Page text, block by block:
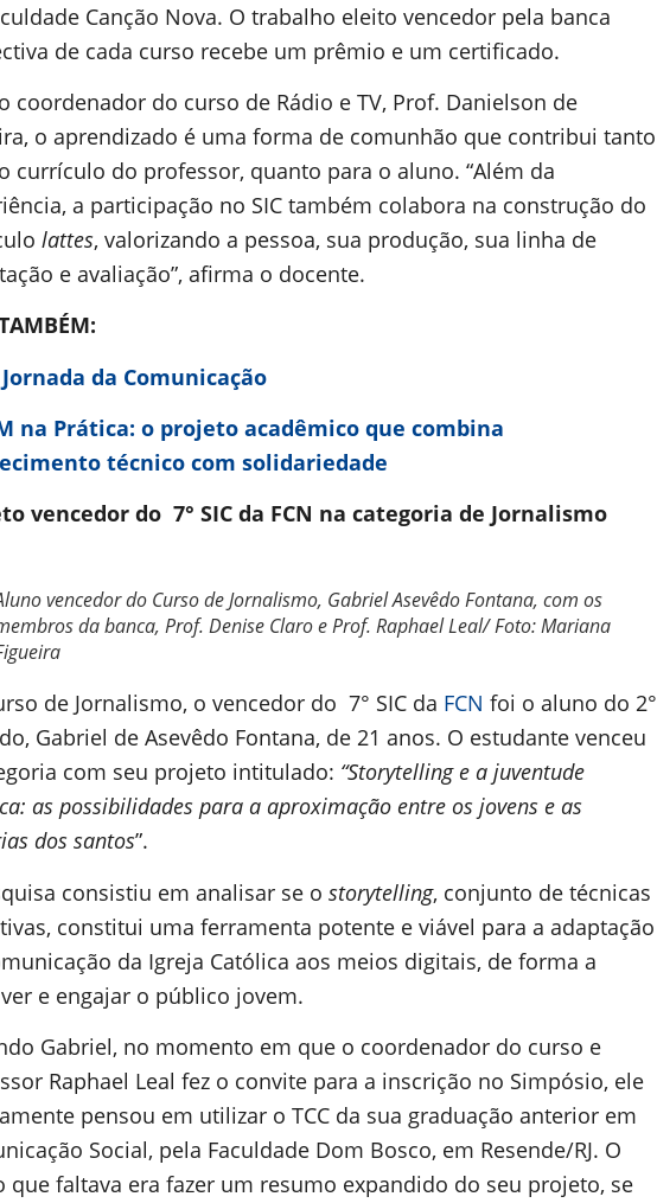
Canção Nova. O trabalho eleito vencedor pela banca
de cada curso recebe um prêmio e um certificado.
coordenador do curso de Rádio e TV, Prof. Danielson de
o aprendizado é uma forma de comunhão que contribui tanto
currículo do professor, quanto para o aluno. “Além da
a participação no SIC também colabora na construção do
lattes, valorizando a pessoa, sua produção, sua linha de
e avaliação”, afirma o docente.
Jornada da Comunicação
na Prática: o projeto acadêmico que combina
técnico com solidariedade
vencedor do 7° SIC da FCN na categoria de Jornalismo
vencedor do Curso de Jornalismo, Gabriel Asevêdo Fontana, com os
da banca, Prof. Denise Claro e Prof. Raphael Leal/ Foto: Mariana
de Jornalismo, o vencedor do 7° SIC da FCN foi o aluno do 2°
Gabriel de Asevêdo Fontana, de 21 anos. O estudante venceu
com seu projeto intitulado: “Storytelling e a juventude
as possibilidades para a aproximação entre os jovens e as
dos santos”.
consistiu em analisar se o storytelling, conjunto de técnicas
constitui uma ferramenta potente e viável para a adaptação
da Igreja Católica aos meios digitais, de forma a
e engajar o público jovem.
Gabriel, no momento em que o coordenador do curso e
Raphael Leal fez o convite para a inscrição no Simpósio, ele
pensou em utilizar o TCC da sua graduação anterior em
Social, pela Faculdade Dom Bosco, em Resende/RJ. O
que faltava era fazer um resumo expandido do seu projeto, se